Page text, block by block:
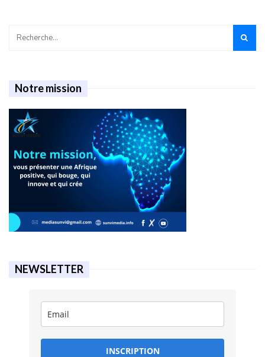
Notre mission
NEWSLETTER
INSCRIPTION